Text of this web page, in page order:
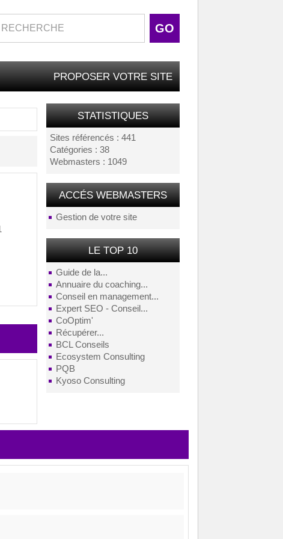
PROPOSER VOTRE SITE
STATISTIQUES
Sites référencés : 441
Catégories : 38
Webmasters : 1049
ACCÉS WEBMASTERS
Gestion de votre site
LE TOP 10
Guide de la...
Annuaire du coaching...
Conseil en management...
Expert SEO - Conseil...
CoOptim'
Récupérer...
BCL Conseils
Ecosystem Consulting
PQB
Kyoso Consulting